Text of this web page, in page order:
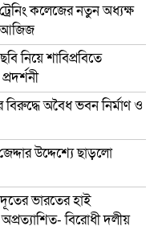
কলেজের নতুন অধ্যক্ষ
আজিজ
নিয়ে শাবিপ্রবিতে
বিরুদ্ধে অবৈধ ভবন নির্মাণ ও
উদ্দেশ্যে ছাড়লো
ভারতের হাই
বিরোধী দলীয়